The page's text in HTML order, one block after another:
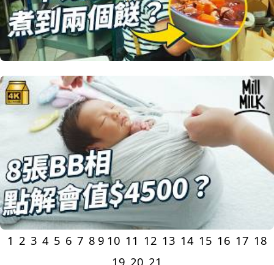
1 2 3 4 5 6 7 8 9 10 11 12 13 14 15 16 17 18
19 20 21